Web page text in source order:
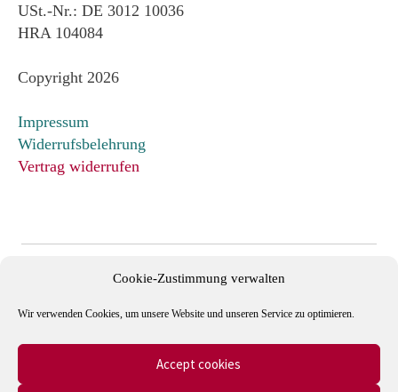
Cookie-Zustimmung verwalten
Wir verwenden Cookies, um unsere Website und unseren Service zu optimieren.
Accept cookies
USt.-Nr.: DE 3012 10036
HRA 104084
Copyright 2026
Impressum
Widerrufsbelehrung
Vertrag widerrufen